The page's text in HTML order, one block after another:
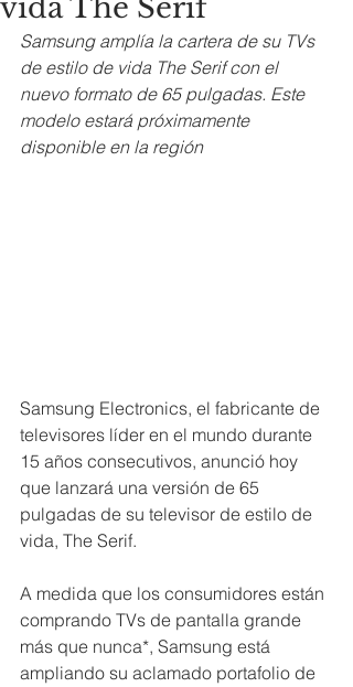
vida The Serif
Samsung amplía la cartera de su TVs
de estilo de vida The Serif con el
nuevo formato de 65 pulgadas. Este
modelo estará próximamente
disponible en la región
Samsung Electronics, el fabricante de
televisores líder en el mundo durante
15 años consecutivos, anunció hoy
que lanzará una versión de 65
pulgadas de su televisor de estilo de
vida, The Serif.
A medida que los consumidores están
comprando TVs de pantalla grande
más que nunca*, Samsung está
ampliando su aclamado portafolio de